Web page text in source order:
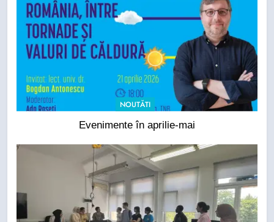
NOUTĂTI
Evenimente în aprilie-mai